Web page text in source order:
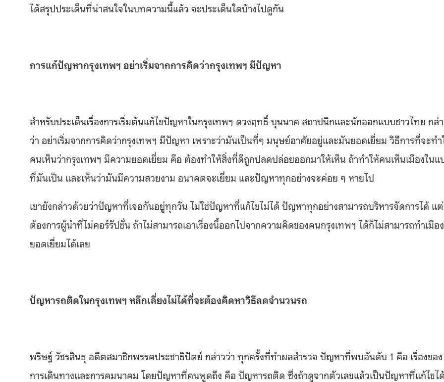
ได้สรุปประเด็นที่น่าสนใจในบทความนี้แล้ว จะประเด็นใดบ้างไปดูกัน
การแก้ปัญหากรุงเทพฯ อย่าเริ่มจากการคิดว่ากรุงเทพฯ มีปัญหา
สำหรับประเด็นเรื่องการเริ่มต้นแก้ไขปัญหาในกรุงเทพฯ ดวงฤทธิ์ บุนนาค สถาปนิกและนักออกแบบชาวไทย กล่
ว่า อย่าเริ่มจากการคิดว่ากรุงเทพฯ มีปัญหา เพราะว่ามันเป็นที่ๆ มนุษย์อาศัยอยู่และมันยอดเยี่ยม วิธีการที่จะทำ
คนเห็นว่ากรุงเทพฯ มีความยอดเยี่ยม คือ ต้องทำให้สิ่งที่ดีถูกปลดปล่อยออกมาให้เห็น ถ้าทำให้คนเห็นเมืองในแ
ที่มันเป็น และเห็นว่ามันมีความสวยงาม อนาคตจะเยี่ยม และปัญหาทุกอย่างจะค่อย ๆ หายไป
เขายังกล่าวด้วยว่าปัญหาที่เจอกันอยู่ทุกวัน ไม่ใช่ปัญหาที่แก้ไขไม่ได้ ปัญหาทุกอย่างสามารถบริหารจัดการได้ แต่
ต้องการผู้นำที่ไม่คอร์รัปชั่น ถ้าไม่สามารถเอาเรื่องนี้ออกไปจากความคิดของคนกรุงเทพฯ ได้ก็ไม่สามารถทำเมือ
ยอดเยี่ยมได้เลย
ปัญหารถติดในกรุงเทพฯ หลีกเลี่ยงไม่ได้ที่จะต้องคิดหาวิธีลดจำนวนรถ
พริษฐ์ วัชรสินธุ อดีตสมาชิกพรรคประชาธิปัตย์ กล่าวว่า ทุกครั้งที่ทำผลสำรวจ ปัญหาที่พบอันดับ 1 คือ เรื่องของ
การเดินทางและการคมนาคม โดยปัญหาที่คนพูดถึง คือ ปัญหารถติด ซึ่งถ้าดูจากตัวเลขแล้วเป็นปัญหาที่แก้ไขไ